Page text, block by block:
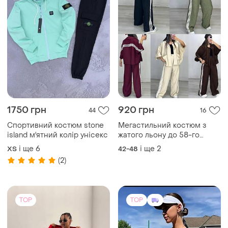
1750 грн 44
Спортивний костюм stone
island м'ятний колір унісекс
ХS і ще 6
(2)
920 грн 16
Мегастильний костюм з
жатого льону до 58-го
розміру
42-48 і ще 2
TOP TOP